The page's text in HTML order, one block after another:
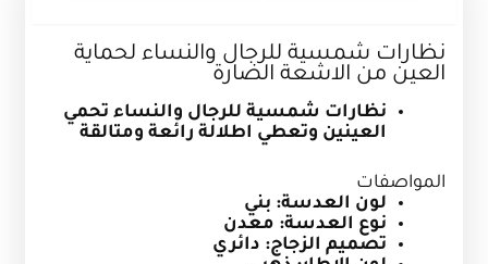
نظارات شمسية للرجال والنساء لحماية
العين من الاشعة الضارة
نظارات شمسية للرجال والنساء تحمي
العينين وتعطي اطلالة رائعة ومتالقة
المواصفات
لون العدسة: بني
نوع العدسة: معدن
تصميم الزجاج: دائري